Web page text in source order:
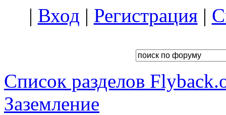
| Вход | Регистрация|
Список разделов
Заземление